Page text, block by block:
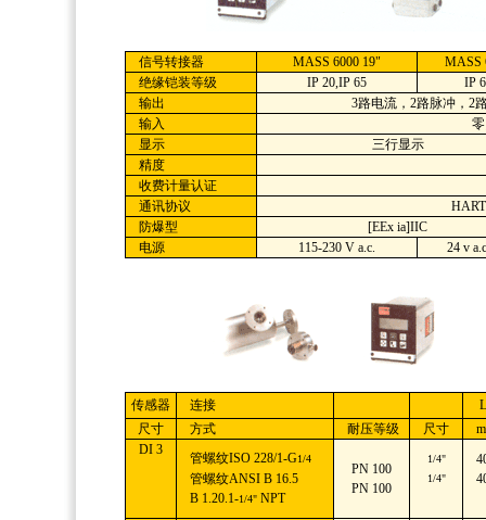
信号转接器 MASS 6000 19"
MASS
绝缘铠装等级
IP 20,IP 65
IP
输出
3路电流，2路脉冲
输入
显示
三行显示
精度
收费计量认证
通讯协议
防爆型
[EEx ia]IIC
电源
115-230 V a.c. 24 v
传感器 连接
尺寸
方式 耐压等级 尺寸
DI 3
管螺纹ISO 228/1-G1/4
管螺纹ANSI B 16.5
B 1.20.1-1/4" NPT
PN 100
PN 100
1/4"
1/4"